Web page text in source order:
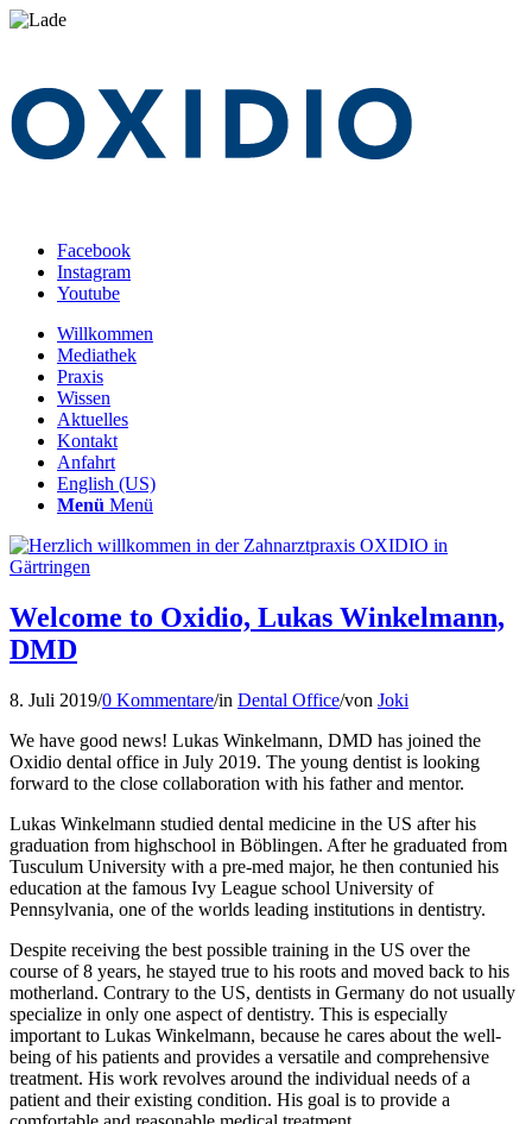
Facebook
Instagram
Youtube
Willkommen
Mediathek
Praxis
Wissen
Aktuelles
Kontakt
Anfahrt
English (US)
Menü Menü
Welcome to Oxidio, Lukas Winkelmann,
DMD
8. Juli 2019/0 Kommentare/in Dental Office/von Joki
We have good news! Lukas Winkelmann, DMD has joined the
Oxidio dental office in July 2019. The young dentist is looking
forward to the close collaboration with his father and mentor.
Lukas Winkelmann studied dental medicine in the US after his
graduation from highschool in Böblingen. After he graduated from
Tusculum University with a pre-med major, he then contunied his
education at the famous Ivy League school University of
Pennsylvania, one of the worlds leading institutions in dentistry.
Despite receiving the best possible training in the US over the
course of 8 years, he stayed true to his roots and moved back to his
motherland. Contrary to the US, dentists in Germany do not usually
specialize in only one aspect of dentistry. This is especially
important to Lukas Winkelmann, because he cares about the well-
being of his patients and provides a versatile and comprehensive
treatment. His work revolves around the individual needs of a
patient and their existing condition. His goal is to provide a